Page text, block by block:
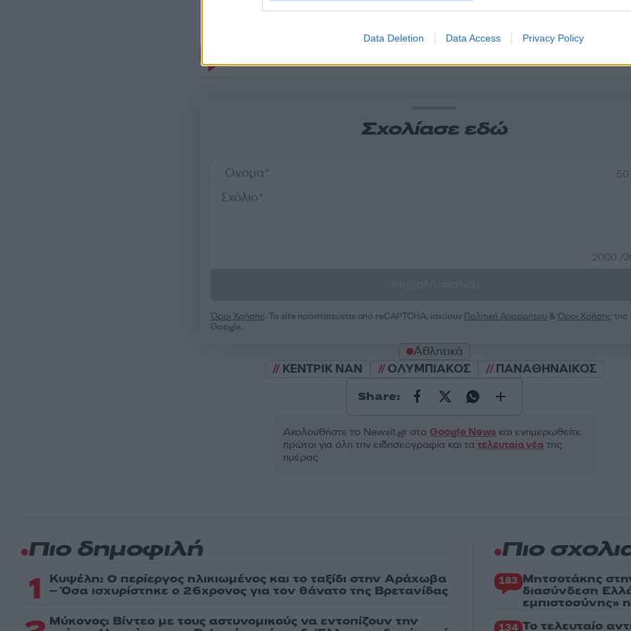
Data Deletion Data Access Privacy Policy
Σχολίασε εδώ
2000 /
Όροι Χρήσης. Το site προστατεύεται από reCAPTCHA, ισχύουν Πολιτική Απορρήτου &Όροι Χρήσης της
Google.
Αθλητικά
ΚΕΝΤΡΙΚ ΝΑΝ
ΟΛΥΜΠΙΑΚΟΣ ΠΑΝΑΘΗΝΑΙΚΟΣ
Share:
Ακολουθήστε το Νewsit.gr στο Google Newsκαι ενημερωθείτε
πρώτοι για όλη την ειδησεογραφία και τα τελευταία νέατης
ημέρας
Πιο δημοφιλή
1 Κυψέλη: Ο περίεργος ηλικιωμένος και το ταξίδι στην Αράχωβα
– Όσα ισχυρίστηκε ο 26χρονος για τον θάνατο της Βρετανίδας
Μύκονος: Βίντεο με τους αστυνομικούς να εντοπίζουν την
Πιο
183 Μητσοτάκης
διασύνδεση
εμπιστοσύνης»
134 Το τελευταίο